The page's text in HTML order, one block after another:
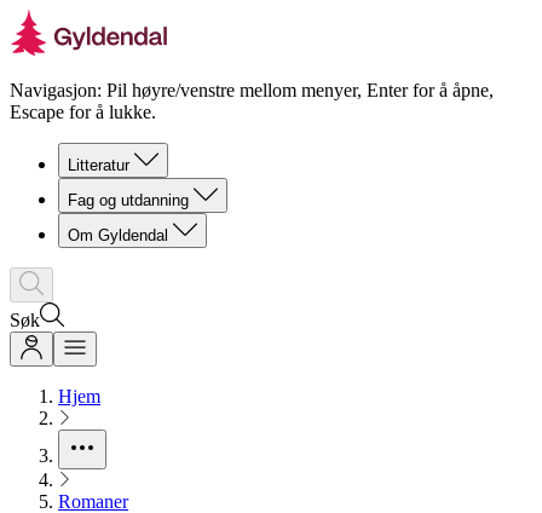
Navigasjon: Pil høyre/venstre mellom menyer, Enter for å åpne,
Escape for å lukke.
Litteratur
Fag og utdanning
Om Gyldendal
Søk
Hjem
Romaner